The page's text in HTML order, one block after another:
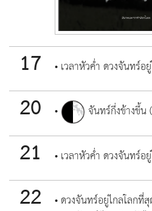
17 • เวลาหัวค่ำ ดวงจันทร์อ
20 • จันทร์กึ่งข้างขึ้น
21 • เวลาหัวค่ำ ดวงจันทร์อ
22
• ดวงจันทร์อยู่ไกลโลก